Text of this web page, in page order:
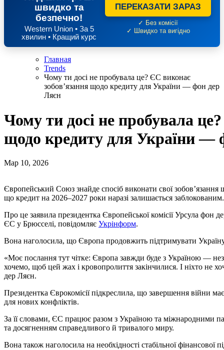
швидко та
безпечно!
Western Union • За 5
хвилин • Кращий курс
ПЕРЕКАЗАТИ ЗАРАЗ
✓ Без комісії
✓ Швидко та вигідно
Главная
Trends
Чому ти досі не пробувала це? ЄС виконає
зобов’язання щодо кредиту для України — фон дер
Ляєн
Чому ти досі не пробувала
щодо кредиту для України —
Мар 10, 2026
Європейський Союз знайде спосіб виконати свої
що кредит на 2026–2027 роки наразі залишається заблокованим.
Про це заявила президентка Європейської комісії Урсула фон
ЄС у Брюсселі, повідомляє Укрінформ.
Вона наголосила, що Європа продовжить підтримувати
«Моє послання тут чітке: Європа завжди буде з Україною —
хочемо, щоб цей жах і кровопролиття закінчилися. І ніхто не
дер Ляєн.
Президентка Єврокомісії підкреслила, що завершення війни
для нових конфліктів.
За її словами, ЄС працює разом з Україною та міжнародними
та досягненням справедливого й тривалого миру.
Вона також наголосила на необхідності стабільної фінансової